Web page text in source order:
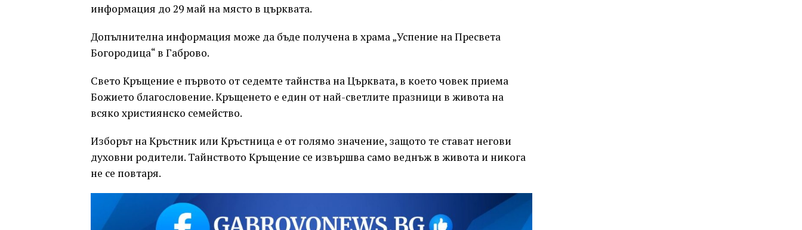
информация до 29 май на място в църквата.
Допълнителна информация може да бъде получена в храма „Успение на Пресвета
Богородица“ в Габрово.
Свето Кръщение е първото от седемте тайнства на Църквата, в което човек приема
Божието благословение. Кръщенето е един от най-светлите празници в живота на
всяко християнско семейство.
Изборът на Кръстник или Кръстница е от голямо значение, защото те стават негови
духовни родители. Тайнството Кръщение се извършва само веднъж в живота и никога
не се повтаря.